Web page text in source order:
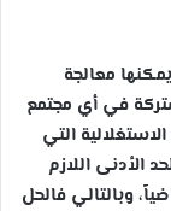
معالجة
في أي مجتمع
التي
الأدنى اللازم
وبالتالي فالحل